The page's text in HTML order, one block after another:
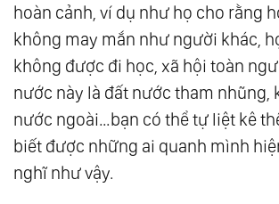
36.The Law Of One - Cái Chết Là
Của Thiên Đàng Và Địa Ngục
37.The Law Of One - Thế Giới
Phân Mảnh Linh Hồn - Nghiệp
38. The Law Of One - Bài Học
Tiến Hóa Của Linh Hồn - Bánh
The Law Of One - Nhận Thức
hoàn cảnh, ví dụ như họ cho rằng
không may mắn như người khác,
không được đi học, xã hội toàn
nước này là đất nước tham nhũng,
nước ngoài…bạn có thể tự liệt kê
biết được những ai quanh mình
nghĩ như vậy.